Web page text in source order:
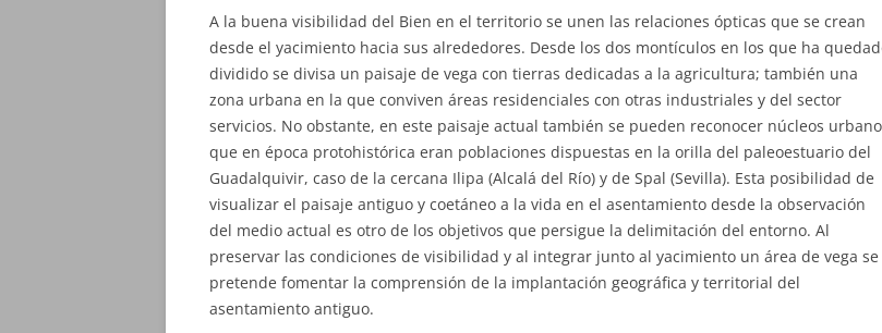
A la buena visibilidad del Bien en el territorio se unen las relaciones ópticas que se crean
desde el yacimiento hacia sus alrededores. Desde los dos montículos en los que ha
dividido se divisa un paisaje de vega con tierras dedicadas a la agricultura; también una
zona urbana en la que conviven áreas residenciales con otras industriales y del sector
servicios. No obstante, en este paisaje actual también se pueden reconocer núcleos
que en época protohistórica eran poblaciones dispuestas en la orilla del paleoestuario del
Guadalquivir, caso de la cercana Ilipa (Alcalá del Río) y de Spal (Sevilla). Esta posibilidad de
visualizar el paisaje antiguo y coetáneo a la vida en el asentamiento desde la observación
del medio actual es otro de los objetivos que persigue la delimitación del entorno. Al
preservar las condiciones de visibilidad y al integrar junto al yacimiento un área de vega se
pretende fomentar la comprensión de la implantación geográfica y territorial del
asentamiento antiguo.